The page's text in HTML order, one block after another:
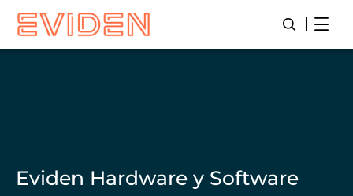
Skip
main
Abre/
Eviden Hardware y Software